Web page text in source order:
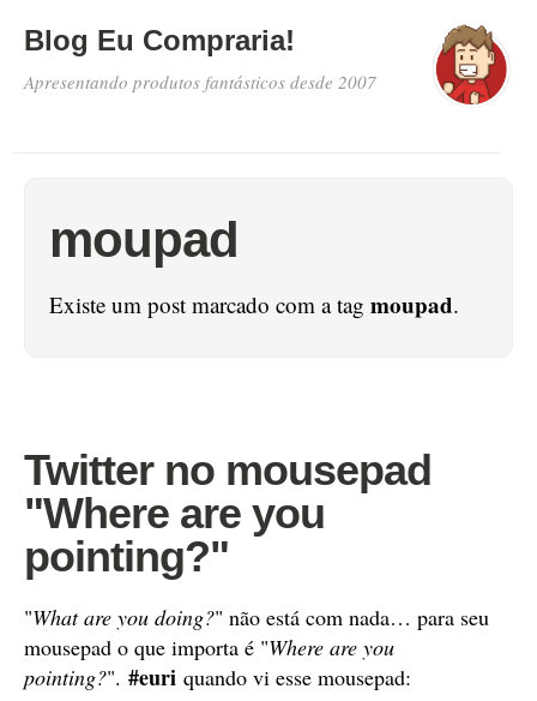
Blog Eu Compraria!
Apresentando produtos fantásticos desde 2007
moupad
Existe um post marcado com a tag moupad.
Twitter no mousepad
"Where are you
pointing?"
"What are you doing?" não está com nada… para seu
mousepad o que importa é "Where are you
pointing?". #euri quando vi esse mousepad: